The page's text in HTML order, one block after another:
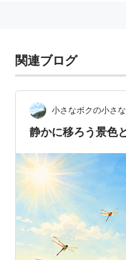
関連ブログ
小さなボクの小さ
静かに移ろう景色